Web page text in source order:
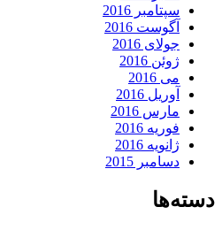
سپتامبر 2016
آگوست 2016
جولای 2016
ژوئن 2016
می 2016
آوریل 2016
مارس 2016
فوریه 2016
ژانویه 2016
دسامبر 2015
دسته‌ها